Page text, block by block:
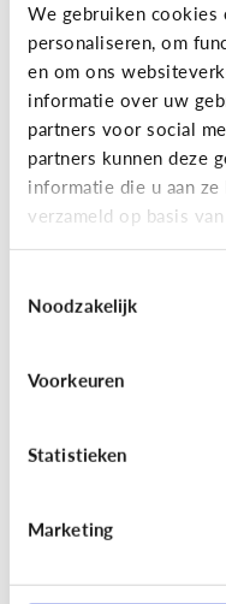
We gebruiken
personaliseren, om
en om ons
informatie over uw
partners voor social
partners kunnen deze
informatie die u aan
verzameld op basis
Noodzakelijk
Voorkeuren
Statistieken
Marketing
Wat is Fall
Gaming
[Video]